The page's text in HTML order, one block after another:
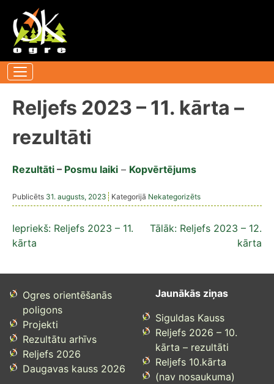
saturu
Reljefs 2023 – 11. kārta –
rezultāti
Rezultāti – Posmu laiki – Kopvērtējums
Publicēts 31. augusts, 2023 Kategorijā Nekategorizēts
Ziņu
izvēlne
Iepriekš: Reljefs 2023 – 11.
kārta
Tālāk: Reljefs 2023 – 12.
kārta
Ogres orientēšanās
poligons
Projekti
Rezultātu arhīvs
Reljefs 2026
Daugavas kauss 2026
Jaunākās ziņas
Siguldas Kauss
Reljefs 2026 – 10.
kārta – rezultāti
Reljefs 10.kārta
(nav nosaukuma)